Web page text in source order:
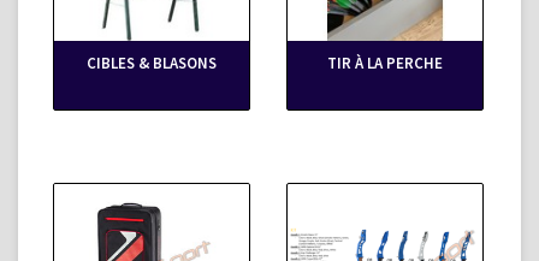
CIBLES & BLASONS TIR À LA PERCHE